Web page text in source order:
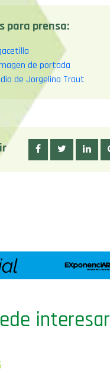
para prensa:
de portada
de Jorgelina Traut
interesar